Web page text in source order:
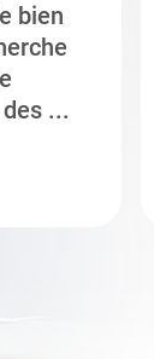
bien
...